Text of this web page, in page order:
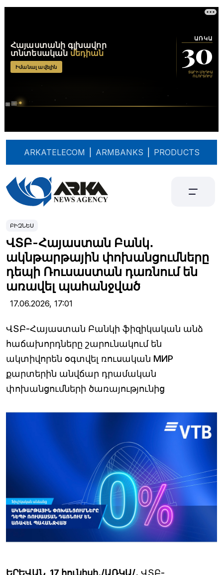
ARKATELECOM ARMBANKS PRODUCTS
ԲԻԶՆԵՍ
ՎՏԲ-Հայաստան Բանկ․
ակնթարթային փոխանցումները
դեպի Ռուսաստան դառնում են
առավել պահանջված
17.06.2026, 17:01
ՎՏԲ-Հայաստան Բանկի ֆիզիկական անձ
հաճախորդները շարունակում են
ակտիվորեն օգտվել ռուսական МИР
քարտերին անվճար դրամական
փոխանցումների ծառայությունից
ԵՐԵՎԱՆ, 17 հունիսի․/ԱՌԿԱ/․ ՎՏԲ-